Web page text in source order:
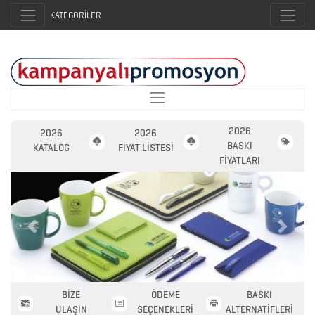
2026
PROMOSYON
KATEGORİLER
2026
KATALOG
2026
FİYAT LİSTESİ
2026
BASKI
FİYATLARI
Previous Next
BİZE
ULAŞIN
ÖDEME
SEÇENEKLERİ
BASKI
ALTERNATİFLERİ